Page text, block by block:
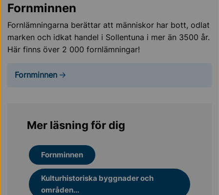
Fornminnen
Fornlämningarna berättar att människor har bott, odlat
marken och idkat handel i Sollentuna i mer än 3500 år.
Här finns över 2 000 fornlämningar!
Fornminnen
Mer läsning för dig
Fornminnen
Kulturhistoriska byggnader och
områden...